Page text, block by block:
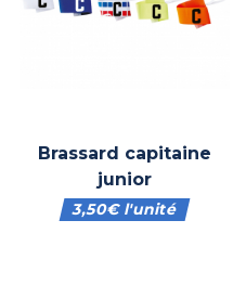
Brassard capitaine
junior
3,50€l'unité